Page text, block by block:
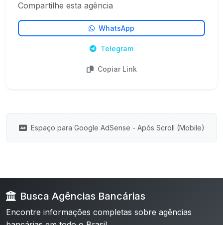
Compartilhe esta agência
WhatsApp
Telegram
Copiar Link
Espaço para Google AdSense - Após Scroll (Mobile)
Busca Agências Bancárias
Encontre informações completas sobre agências